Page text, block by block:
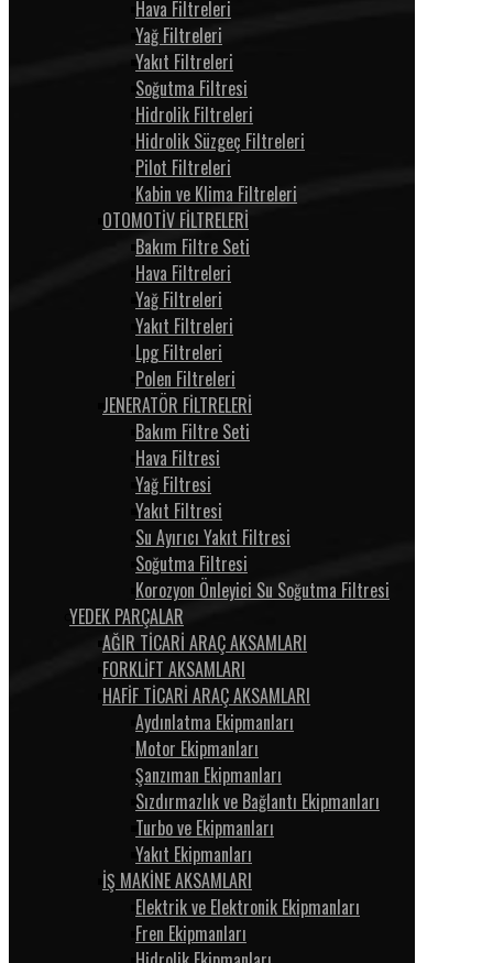
Hava Filtreleri
Yağ Filtreleri
Yakıt Filtreleri
Soğutma Filtresi
Hidrolik Filtreleri
Hidrolik Süzgeç Filtreleri
Pilot Filtreleri
Kabin ve Klima Filtreleri
OTOMOTİV FİLTRELERİ
Bakım Filtre Seti
Hava Filtreleri
Yağ Filtreleri
Yakıt Filtreleri
Lpg Filtreleri
Polen Filtreleri
JENERATÖR FİLTRELERİ
Bakım Filtre Seti
Hava Filtresi
Yağ Filtresi
Yakıt Filtresi
Su Ayırıcı Yakıt Filtresi
Soğutma Filtresi
Korozyon Önleyici Su Soğutma Filtresi
YEDEK PARÇALAR
AĞIR TİCARİ ARAÇ AKSAMLARI
FORKLİFT AKSAMLARI
HAFİF TİCARİ ARAÇ AKSAMLARI
Aydınlatma Ekipmanları
Motor Ekipmanları
Şanzıman Ekipmanları
Sızdırmazlık ve Bağlantı Ekipmanları
Turbo ve Ekipmanları
Yakıt Ekipmanları
İŞ MAKİNE AKSAMLARI
Elektrik ve Elektronik Ekipmanları
Fren Ekipmanları